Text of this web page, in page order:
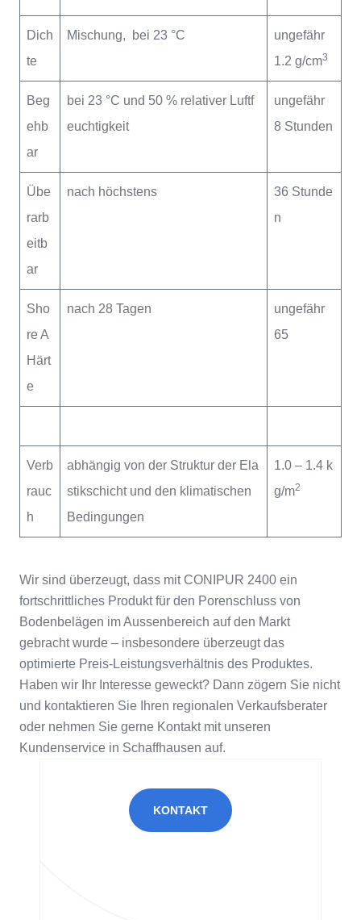
Dich
te
Mischung, bei 23 °C
ungefähr
1.2 g/cm3
Beg
ehb
ar
bei 23 °C und 50 % relativer Luftf
euchtigkeit
ungefähr
8 Stunden
Übe
rarb
eitb
ar
nach höchstens
36 Stunde
n
Sho
re A
Härt
e
nach 28 Tagen
ungefähr
65
Verb
rauc
h
abhängig von der Struktur der Ela
stikschicht und den klimatischen
Bedingungen
1.0 – 1.4 k
g/m2
Wir sind überzeugt, dass mit CONIPUR 2400 ein
fortschrittliches Produkt für den Porenschluss von
Bodenbelägen im Aussenbereich auf den Markt
gebracht wurde – insbesondere überzeugt das
optimierte Preis-Leistungsverhältnis des Produktes.
Haben wir Ihr Interesse geweckt? Dann zögern Sie nicht
und kontaktieren Sie Ihren regionalen Verkaufsberater
oder nehmen Sie gerne Kontakt mit unseren
Kundenservice in Schaffhausen auf.
KONTAKT